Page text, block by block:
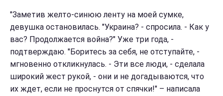
"Заметив желто-синюю ленту на моей сумке,
девушка остановилась. "Украина? - спросила. - Как у
вас? Продолжается война?" Уже три года, -
подтверждаю. "Боритесь за себя, не отступайте, -
мгновенно откликнулась. - Эти все люди, - сделала
широкий жест рукой, - они и не догадываются, что
их ждет, если не проснутся от спячки!" – написала